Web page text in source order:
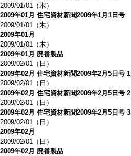
2009/01/01（木）
2009年01月 住宅資材新聞2009年1月1日号
2009/01/01（木）
2009年01月
2009/01/01（木）
2009年01月 廃番製品
2009/02/01（日）
2009年02月 住宅資材新聞2009年2月5日号 1
2009/02/01（日）
2009年02月 住宅資材新聞2009年2月5日号 2
2009/02/01（日）
2009年02月 住宅資材新聞2009年2月5日号 3
2009/02/01（日）
2009年02月
2009/02/01（日）
2009年02月 廃番製品